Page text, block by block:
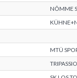
NÕMME
MTÜ